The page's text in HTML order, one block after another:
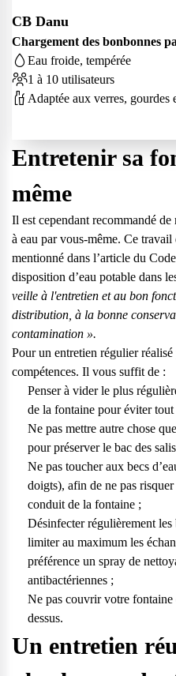
CB Danu
Chargement des bonbonnes
Eau froide, tempérée
1 à 10 utilisateurs
Adaptée aux verres, gourdes
Entretenir sa
même
Il est cependant recommandé de
à eau par vous-même. Ce travail
mentionné dans l’article du
disposition d’eau potable dans
veille à l'entretien et au bon
distribution, à la bonne
contamination ».
Pour un entretien régulier
compétences. Il vous suffit de :
Penser à vider le plus
de la fontaine pour éviter
Ne pas mettre autre chose
pour préserver le bac des
Ne pas toucher aux becs
doigts), afin de ne pas
conduit de la fontaine ;
Désinfecter régulièrement
limiter au maximum les
préférence un spray de
antibactériennes ;
Ne pas couvrir votre fontaine
dessus.
Un entretien